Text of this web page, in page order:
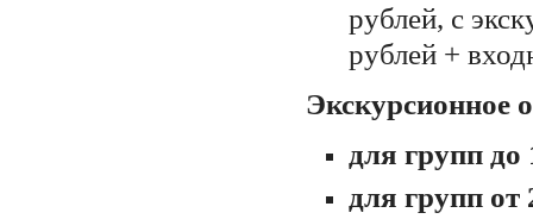
рублей, с
рублей +
Экскурсионное
для групп до
для групп от